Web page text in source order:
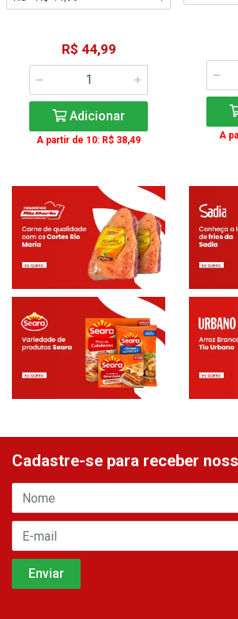
R$ 44,99
Adicionar
A partir de 10: R$ 38,49 A
Cadastre-se para receber